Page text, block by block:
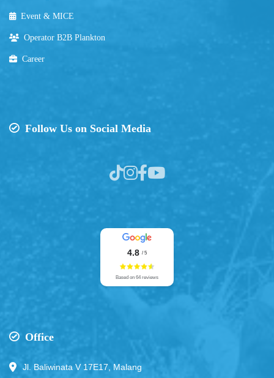
Event & MICE
Operator B2B Plankton
Career
Follow Us on Social Media
4.8 / 5
Based on 64 reviews
Office
Jl. Baliwinata V 17E17, Malang